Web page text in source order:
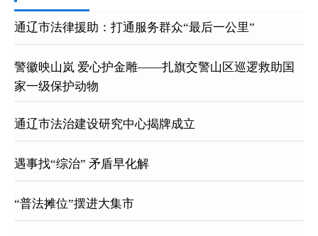
通辽市法律援助：打通服务群众“最后一公里”
警徽映山岚 爱心护金雕——扎旗交警山区巡逻救助国
家一级保护动物
通辽市法治建设研究中心揭牌成立
遇事找“综治” 矛盾早化解
“普法摊位”摆进大集市